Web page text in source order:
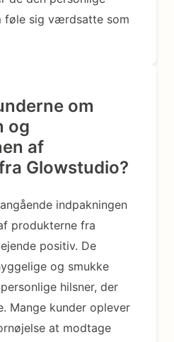
føle sig værdsatte som
om
og
af
Glowstudio?
indpakningen
produkterne fra
positiv. De
og smukke
hilsner, der
Mange kunder oplever
at modtage